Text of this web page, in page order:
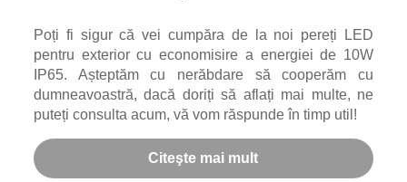
Poți fi sigur că vei cumpăra de la noi pereți LED
pentru exterior cu economisire a energiei de 10W
IP65. Așteptăm cu nerăbdare să cooperăm cu
dumneavoastră, dacă doriți să aflați mai multe, ne
puteți consulta acum, vă vom răspunde în timp util!
Citeşte mai mult